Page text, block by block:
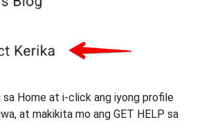
sa Home at i-click ang iyong profile
at makikita mo ang GET HELP sa